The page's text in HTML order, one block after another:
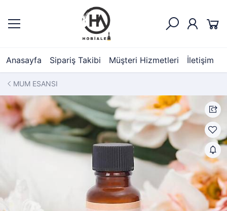
Anasayfa Sipariş Takibi Müşteri Hizmetleri İletişim
MUM ESANSI